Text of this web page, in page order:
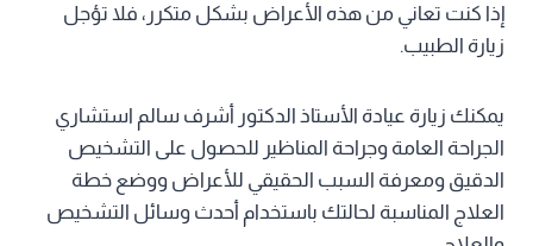
إذا كنت تعاني من هذه الأعراض بشكل متكرر، فلا تؤجل
زيارة الطبيب.
يمكنك زيارة عيادة الأستاذ الدكتور أشرف سالم استشاري
الجراحة العامة وجراحة المناظير للحصول على التشخيص
الدقيق ومعرفة السبب الحقيقي للأعراض ووضع خطة
العلاج المناسبة لحالتك باستخدام أحدث وسائل التشخيص